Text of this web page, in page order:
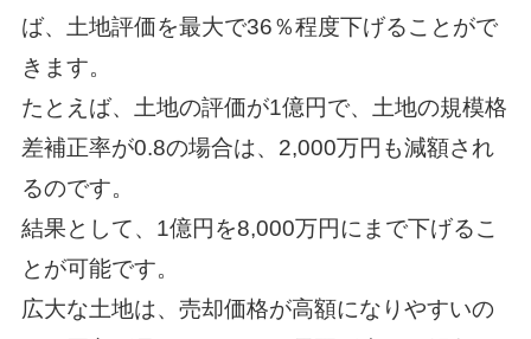
ば、土地評価を最大で36％程度下げることがで
きます。
たとえば、土地の評価が1億円で、土地の規模格
差補正率が0.8の場合は、2,000万円も減額され
るのです。
結果として、1億円を8,000万円にまで下げるこ
とが可能です。
広大な土地は、売却価格が高額になりやすいの